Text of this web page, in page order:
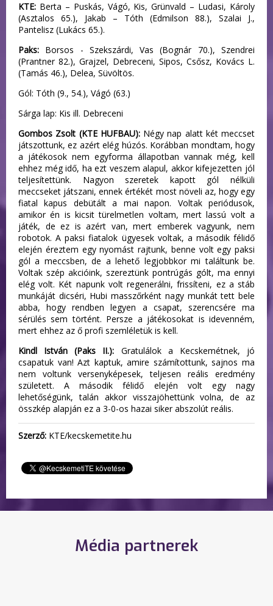
KTE: Berta – Puskás, Vágó, Kis, Grünvald – Ludasi, Károly
(Asztalos 65.), Jakab – Tóth (Edmilson 88.), Szalai J.,
Pantelisz (Lukács 65.).
Paks: Borsos - Szekszárdi, Vas (Bognár 70.), Szendrei
(Prantner 82.), Grajzel, Debreceni, Sipos, Csősz, Kovács L.
(Tamás 46.), Delea, Süvöltös.
Gól: Tóth (9., 54.), Vágó (63.)
Sárga lap: Kis ill. Debreceni
Gombos Zsolt (KTE HUFBAU):Négy nap alatt két meccset
játszottunk, ez azért elég húzós. Korábban mondtam, hogy
a játékosok nem egyforma állapotban vannak még, kell
ehhez még idő, ha ezt veszem alapul, akkor kifejezetten jól
teljesítettünk. Nagyon szeretek kapott gól nélküli
meccseket játszani, ennek értékét most növeli az, hogy egy
fiatal kapus debütált a mai napon. Voltak periódusok,
amikor én is kicsit türelmetlen voltam, mert lassú volt a
játék, de ez is azért van, mert emberek vagyunk, nem
robotok. A paksi fiatalok ügyesek voltak, a második félidő
elején éreztem egy nyomást rajtunk, benne volt egy paksi
gól a meccsben, de a lehető legjobbkor mi találtunk be.
Voltak szép akcióink, szereztünk pontrúgás gólt, ma ennyi
elég volt. Két napunk volt regenerálni, frissíteni, ez a stáb
munkáját dicséri, Hubi masszőrként nagy munkát tett bele
abba, hogy rendben legyen a csapat, szerencsére ma
sérülés sem történt. Persze a játékosokat is idevenném,
mert ehhez az ő profi szemléletük is kell.
Kindl István (Paks II.): Gratulálok a Kecskemétnek, jó
csapatuk van! Azt kaptuk, amire számítottunk, sajnos ma
nem voltunk versenyképesek, teljesen reális eredmény
született. A második félidő elején volt egy nagy
lehetőségünk, talán akkor visszajöhettünk volna, de az
összkép alapján ez a 3-0-os hazai siker abszolút reális.
Szerző: KTE/kecskemetite.hu
Média partnerek